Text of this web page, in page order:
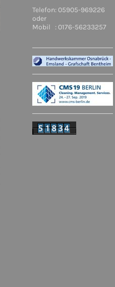
Telefon: 05905-969226
oder
Mobil : 0176-56233257